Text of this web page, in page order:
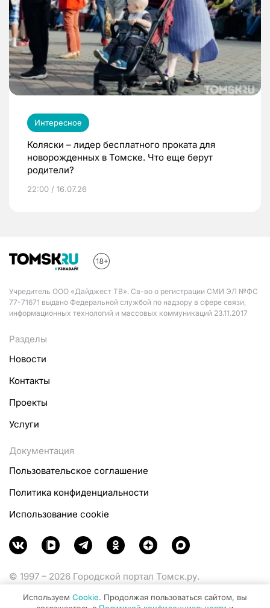
Интересное
Коляски – лидер бесплатного проката для
новорожденных в Томске. Что еще берут
родители?
22:00 / 16.07.26
Учредитель ООО «Дайджест ТВ». Св-во о регистрации СМИ ЭЛ №ФС
77-71671 выдано Федеральной службой по надзору в сфере связи,
информационных технологий и массовых коммуникаций 23.11.2017
Разделы
Новости
Контакты
Проекты
Услуги
Документация
Пользовательское соглашение
Политика конфиденциальности
Использование cookie
© 1997 – 2026 Городской портал Томск.ру.
Министерства цифрового развития, связи и массовых
Используем Cookie. Продолжая пользоваться сайтом, вы